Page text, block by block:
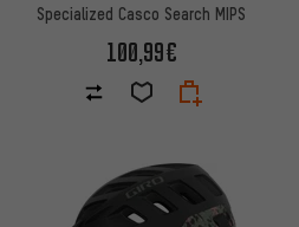
Specialized Casco Search MIPS
100,99€